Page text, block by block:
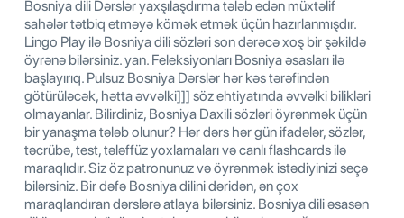
Bosniya dili Dərslər yaxşılaşdırma tələb edən müxtəlif
sahələr tətbiq etməyə kömək etmək üçün hazırlanmışdır.
Lingo Play ilə Bosniya dili sözləri son dərəcə xoş bir şəkildə
öyrənə bilərsiniz. yan. Feleksiyonları Bosniya əsasları ilə
başlayırıq. Pulsuz Bosniya Dərslər hər kəs tərəfindən
götürüləcək, hətta əvvəlki]]] söz ehtiyatında əvvəlki bilikləri
olmayanlar. Bilirdiniz, Bosniya Daxili sözləri öyrənmək üçün
bir yanaşma tələb olunur? Hər dərs hər gün ifadələr, sözlər,
təcrübə, test, tələffüz yoxlamaları və canlı flashcards ilə
maraqlıdır. Siz öz patronunuz və öyrənmək istədiyinizi seçə
bilərsiniz. Bir dəfə Bosniya dilini dəridən, ən çox
maraqlandıran dərslərə atlaya bilərsiniz. Bosniya dili əsasən